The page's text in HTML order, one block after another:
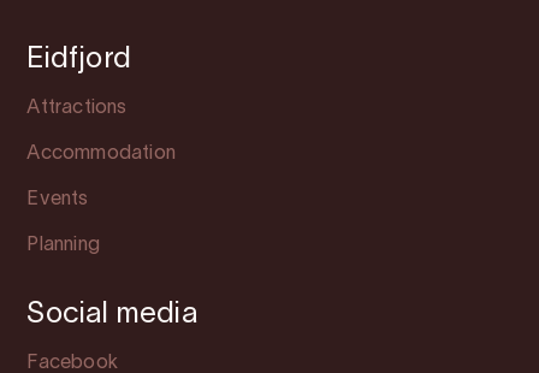
Eidfjord
Attractions
Accommodation
Events
Planning
Social media
Facebook